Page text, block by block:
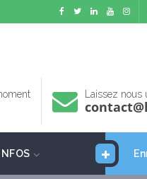
Laissez